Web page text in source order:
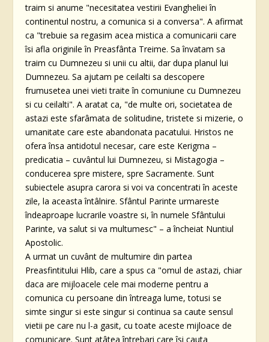
traim si anume "necesitatea vestirii Evangheliei în
continentul nostru, a comunica si a conversa". A afirmat
ca "trebuie sa regasim acea mistica a comunicarii care
îsi afla originile în Preasfânta Treime. Sa învatam sa
traim cu Dumnezeu si unii cu altii, dar dupa planul lui
Dumnezeu. Sa ajutam pe ceilalti sa descopere
frumusetea unei vieti traite în comuniune cu Dumnezeu
si cu ceilalti". A aratat ca, "de multe ori, societatea de
astazi este sfarâmata de solitudine, tristete si mizerie, o
umanitate care este abandonata pacatului. Hristos ne
ofera însa antidotul necesar, care este Kerigma –
predicatia – cuvântul lui Dumnezeu, si Mistagogia –
conducerea spre mistere, spre Sacramente. Sunt
subiectele asupra carora si voi va concentrati în aceste
zile, la aceasta întâlnire. Sfântul Parinte urmareste
îndeaproape lucrarile voastre si, în numele Sfântului
Parinte, va salut si va multumesc" – a încheiat Nuntiul
Apostolic.
A urmat un cuvânt de multumire din partea
Preasfintitului Hlib, care a spus ca "omul de astazi, chiar
daca are mijloacele cele mai moderne pentru a
comunica cu persoane din întreaga lume, totusi se
simte singur si este singur si continua sa caute sensul
vietii pe care nu l-a gasit, cu toate aceste mijloace de
comunicare. Sunt atâtea întrebari care îsi cauta